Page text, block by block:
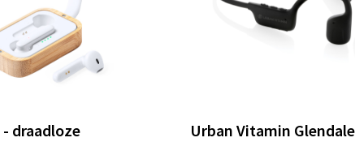
draadloze
Urban Vitamin Glendale